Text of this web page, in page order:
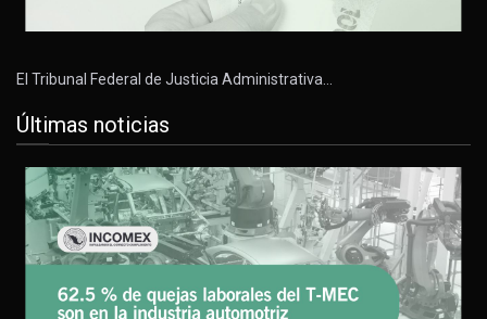
El Tribunal Federal de Justicia Administrativa…
Últimas noticias